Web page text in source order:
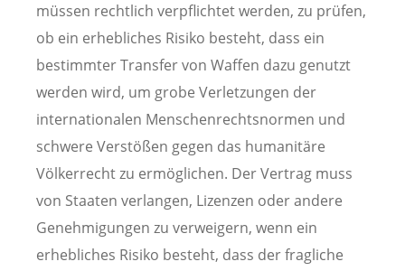
müssen rechtlich verpflichtet werden, zu prüfen,
ob ein erhebliches Risiko besteht, dass ein
bestimmter Transfer von Waffen dazu genutzt
werden wird, um grobe Verletzungen der
internationalen Menschenrechtsnormen und
schwere Verstößen gegen das humanitäre
Völkerrecht zu ermöglichen. Der Vertrag muss
von Staaten verlangen, Lizenzen oder andere
Genehmigungen zu verweigern, wenn ein
erhebliches Risiko besteht, dass der fragliche